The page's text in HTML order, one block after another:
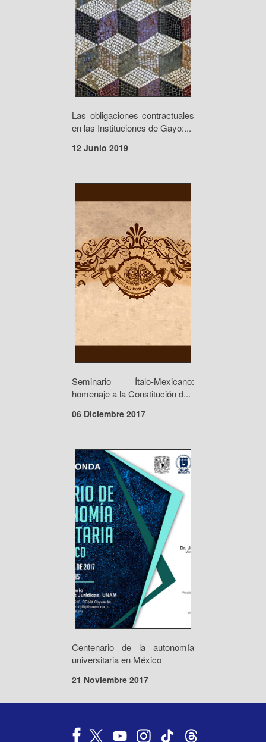
Las obligaciones contractuales
en las Instituciones de Gayo:...
12 Junio 2019
Seminario Ítalo-Mexicano:
homenaje a la Constitución d...
06 Diciembre 2017
Centenario de la autonomía
universitaria en México
21 Noviembre 2017